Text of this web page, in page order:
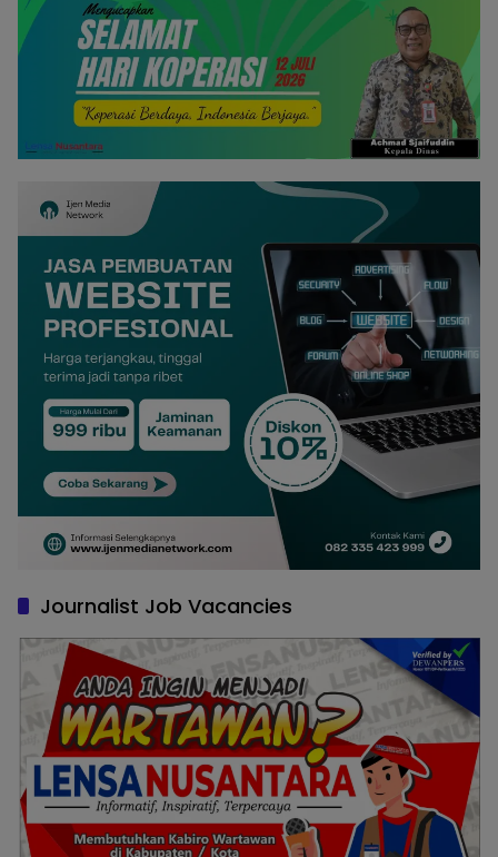
Journalist Job Vacancies